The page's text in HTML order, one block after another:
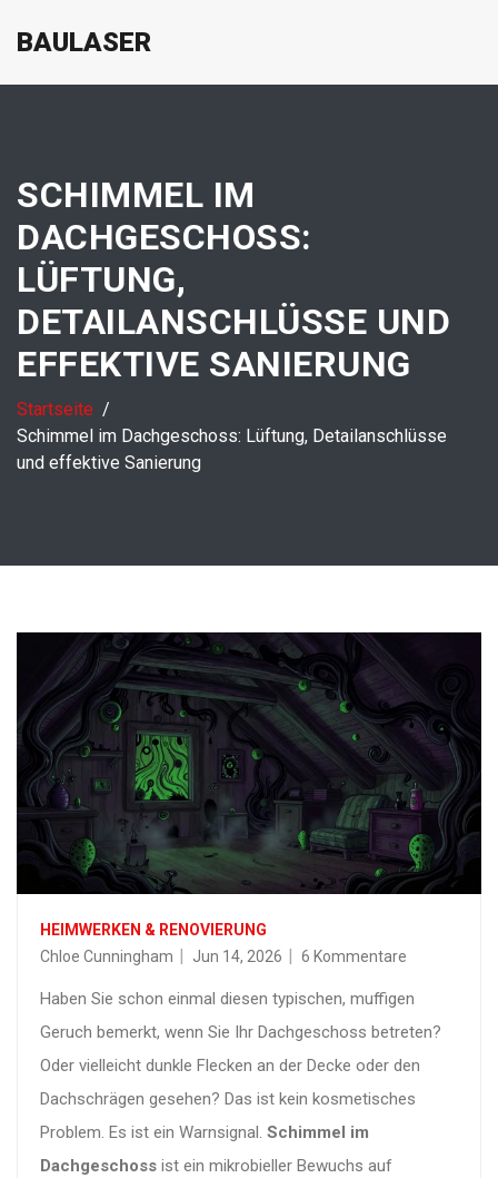
BAULASER
SCHIMMEL IM
DACHGESCHOSS:
LÜFTUNG,
DETAILANSCHLÜSSE UND
EFFEKTIVE SANIERUNG
Startseite
Schimmel im Dachgeschoss: Lüftung, Detailanschlüsse
und effektive Sanierung
HEIMWERKEN & RENOVIERUNG
Chloe Cunningham
Jun 14, 2026 6 Kommentare
Haben Sie schon einmal diesen typischen, muffigen
Geruch bemerkt, wenn Sie Ihr Dachgeschoss betreten?
Oder vielleicht dunkle Flecken an der Decke oder den
Dachschrägen gesehen? Das ist kein kosmetisches
Problem. Es ist ein Warnsignal. Schimmel im
Dachgeschoss ist ein mikrobieller Bewuchs auf